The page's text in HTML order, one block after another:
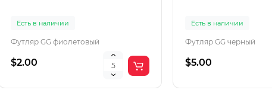
Есть в наличии
Футляр GG фиолетовый
$2.00
Есть в наличии
Футляр GG черный
$5.00